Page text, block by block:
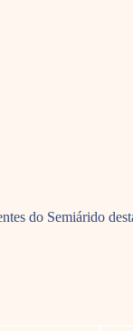
do Semiárido